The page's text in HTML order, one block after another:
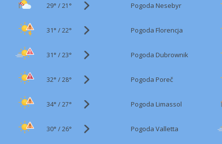
29° /21° Pogoda Nesebyr
31° /22° Pogoda Florencja
31° /23° Pogoda Dubrownik
32° /28° Pogoda Poreč
34° /27° Pogoda Limassol
30° /26° Pogoda Valletta